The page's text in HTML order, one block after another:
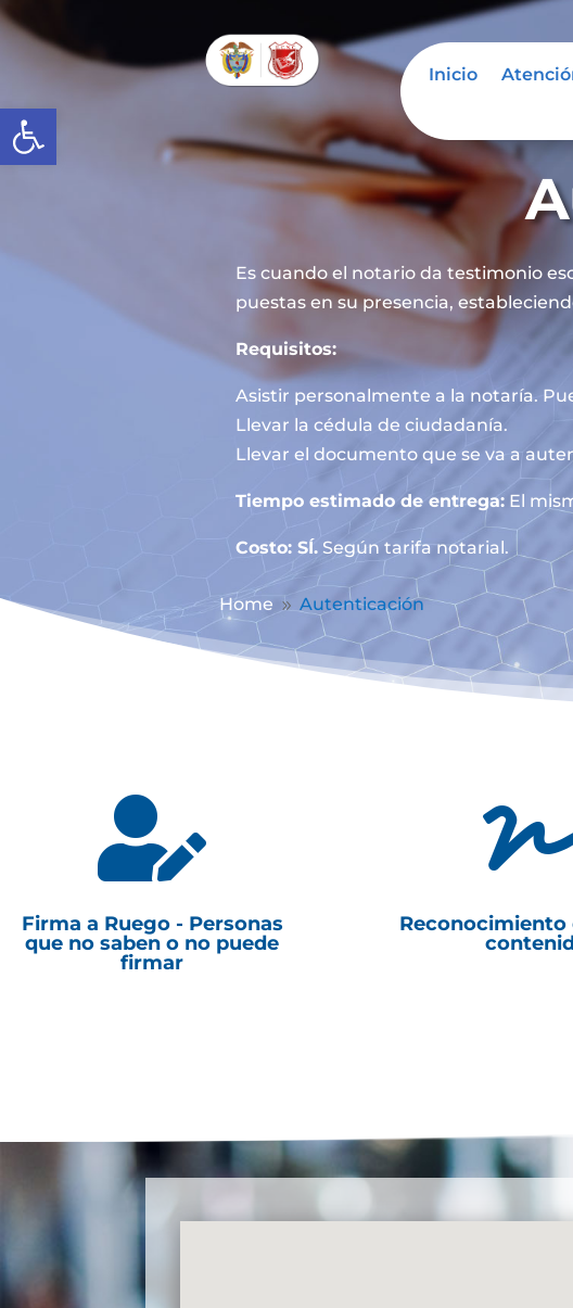
Abrir barra de herramientas
Inicio
Es cuando el notario da testimonio
puestas en su presencia,
Requisitos:
Asistir personalmente a la notaría.
Llevar la cédula de ciudadanía.
Llevar el documento que se va a
Tiempo estimado de entrega:El
Costo: SÍ.Según tarifa notarial.
Home 9 Autenticación

Firma a Ruego - Personas
que no saben o no puede
firmar
Reconocimiento